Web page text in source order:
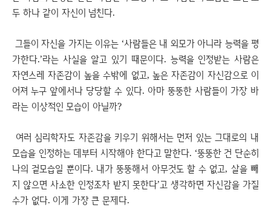
두 하나 같이 자신이 넘친다.
그들이 자신을 가지는 이유는 ‘사람들은 내 외모가 아니라 능력을 평
가한다.’라는 사실을 알고 있기 때문이다. 능력을 인정받는 사람은
자연스레 자존감이 높을 수밖에 없고, 높은 자존감이 자신감으로 이
어져 누구 앞에서나 당당할 수 있다. 아마 뚱뚱한 사람들이 가장 바
라는 이상적인 모습이 아닐까?
여러 심리학자도 자존감을 키우기 위해서는 먼저 있는 그대로의 내
모습을 인정하는 데부터 시작해야 한다고 말한다. ‘뚱뚱한 건 단순히
나의 겉모습일 뿐이다. 내가 뚱뚱해서 아무것도 할 수 없고, 살을 빼
지 않으면 사소한 인정조차 받지 못한다’고 생각하면 자신감을 가질
수가 없다. 이게 가장 큰 문제다.